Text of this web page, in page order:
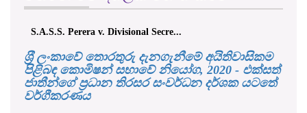
S.A.S.S. Perera v. Divisional Secre...
ශ‍්‍රී ලංකාවේ තොරතුරු දැනගැනීමේ අයිතිවාසිකම
පිළිබඳ කොමිෂන් සභාවේ නියෝග, 2020 - එක්සත්
ජාතීන්ගේ ප්‍රධාන තිරසර සංවර්ධන දර්ශක යටතේ
වර්ගීකරණය